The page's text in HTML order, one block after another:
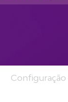
Configuração